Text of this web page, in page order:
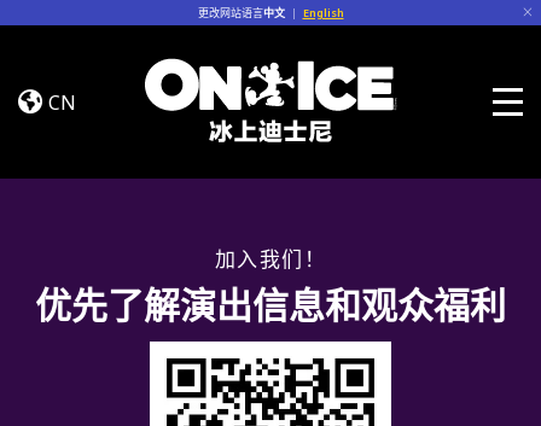
更改网站语言中文 | English
Jump
CN
优先了解演出信息和观众福利
加入我们！